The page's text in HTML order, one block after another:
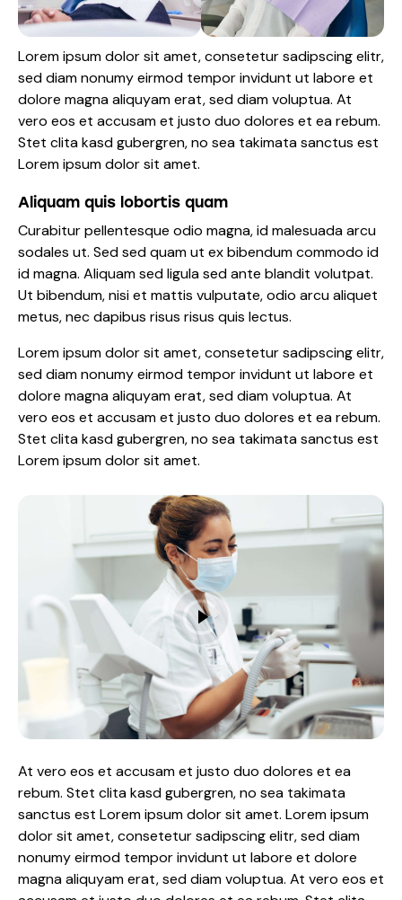
Lorem ipsum dolor sit amet, consetetur sadipscing elitr,
sed diam nonumy eirmod tempor invidunt ut labore et
dolore magna aliquyam erat, sed diam voluptua. At
vero eos et accusam et justo duo dolores et ea rebum.
Stet clita kasd gubergren, no sea takimata sanctus est
Lorem ipsum dolor sit amet.
Aliquam quis lobortis quam
Curabitur pellentesque odio magna, id malesuada arcu
sodales ut. Sed sed quam ut ex bibendum commodo id
id magna. Aliquam sed ligula sed ante blandit volutpat.
Ut bibendum, nisi et mattis vulputate, odio arcu aliquet
metus, nec dapibus risus risus quis lectus.
Lorem ipsum dolor sit amet, consetetur sadipscing elitr,
sed diam nonumy eirmod tempor invidunt ut labore et
dolore magna aliquyam erat, sed diam voluptua. At
vero eos et accusam et justo duo dolores et ea rebum.
Stet clita kasd gubergren, no sea takimata sanctus est
Lorem ipsum dolor sit amet.
At vero eos et accusam et justo duo dolores et ea
rebum. Stet clita kasd gubergren, no sea takimata
sanctus est Lorem ipsum dolor sit amet. Lorem ipsum
dolor sit amet, consetetur sadipscing elitr, sed diam
nonumy eirmod tempor invidunt ut labore et dolore
magna aliquyam erat, sed diam voluptua. At vero eos et